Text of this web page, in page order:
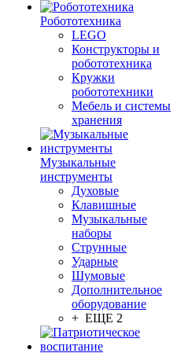
Робототехника
LEGO
Конструкторы и
робототехника
Кружки
робототехники
Мебель и системы
хранения
Музыкальные
инструменты
Духовые
Клавишные
Музыкальные
наборы
Струнные
Ударные
Шумовые
Дополнительное
оборудование
+ ЕЩЕ 2